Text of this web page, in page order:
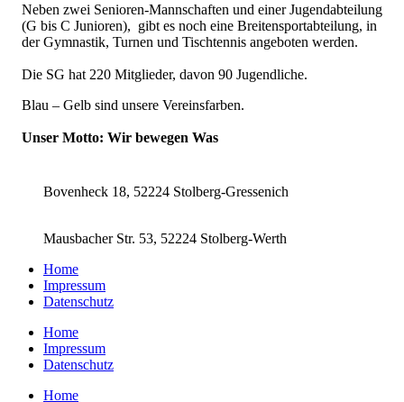
Neben zwei Senioren-Mannschaften und einer Jugendabteilung
(G bis C Junioren), gibt es noch eine Breitensportabteilung, in
der Gymnastik, Turnen und Tischtennis angeboten werden.
Die SG hat 220 Mitglieder, davon 90 Jugendliche.
Blau – Gelb sind unsere Vereinsfarben.
Unser Motto: Wir bewegen Was
Bovenheck 18, 52224 Stolberg-Gressenich
Mausbacher Str. 53, 52224 Stolberg-Werth
Home
Impressum
Datenschutz
Home
Impressum
Datenschutz
Home